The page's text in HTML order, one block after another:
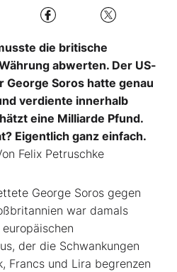
die britische
abwerten. Der US-
George Soros hatte genau
verdiente innerhalb
eine Milliarde Pfund.
Eigentlich ganz einfach.
Felix Petruschke
George Soros gegen
war damals
der die Schwankungen
Francs und Lira begrenzen